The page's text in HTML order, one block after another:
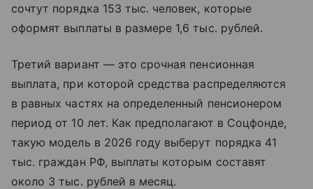
сочтут порядка 153 тыс. человек, которые
оформят выплаты в размере 1,6 тыс. рублей.
Третий вариант — это срочная пенсионная
выплата, при которой средства распределяются
в равных частях на определенный пенсионером
период от 10 лет. Как предполагают в Соцфонде,
такую модель в 2026 году выберут порядка 41
тыс. граждан РФ, выплаты которым составят
около 3 тыс. рублей в месяц.